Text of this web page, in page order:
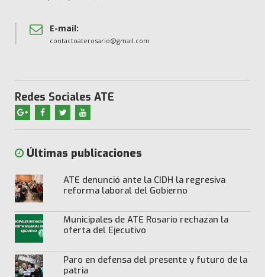
E-mail:
contactoaterosario@gmail.com
Redes Sociales ATE
Últimas publicaciones
ATE denunció ante la CIDH la regresiva
reforma laboral del Gobierno
Municipales de ATE Rosario rechazan la
oferta del Ejecutivo
Paro en defensa del presente y futuro de la
patria